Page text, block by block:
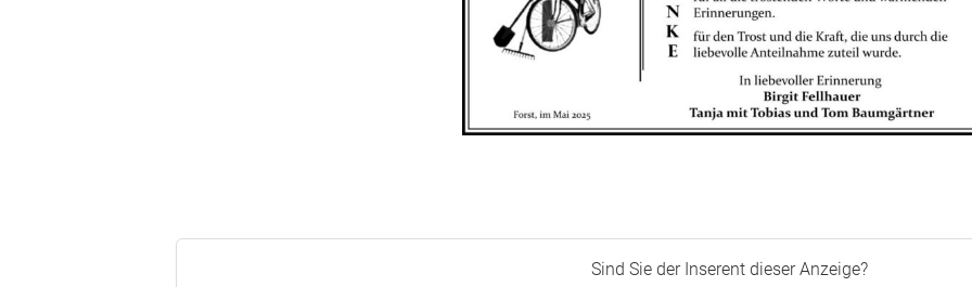
Sind Sie der Inserent dieser Anzeige?